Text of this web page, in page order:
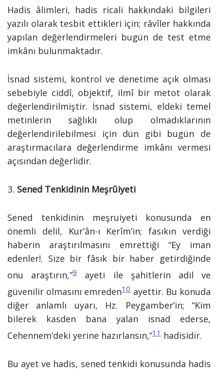
Hadis âlimleri, hadis ricali hakkındaki bilgileri
yazılı olarak tesbit ettikleri için; râvîler hakkında
yapılan değerlendirmeleri bugün de test etme
imkânı bulunmaktadır.
İsnad sistemi, kontrol ve denetime açık olması
sebebiyle ciddî, objektif, ilmî bir metot olarak
değerlendirilmiştir. İsnad sistemi, eldeki temel
metinlerin sağlıklı olup olmadıklarının
değerlendirilebilmesi için dün gibi bugün de
araştırmacılara değerlendirme imkânı vermesi
açısından değerlidir.
Sened Tenkidinin Meşrûiyeti
Sened tenkidinin meşruiyeti konusunda en
önemli delil, Kur’ân-ı Kerîm’in; fasıkın verdiği
haberin araştırılmasını emrettiği “Ey iman
edenler!. Size bir fâsık bir haber getirdiğinde
onu araştırın,”9ayeti ile şahitlerin adil ve
güvenilir olmasını emreden10ayettir. Bu konuda
diğer anlamlı uyarı, Hz. Peygamber’in; “Kim
bilerek kasden bana yalan isnad ederse,
Cehennem’deki yerine hazırlansın,”11 hadisidir.
Bu ayet ve hadis, sened tenkidi konusunda hadis